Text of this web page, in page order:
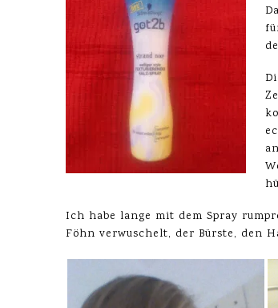
Ich habe lange mit dem Spray
Föhn verwuschelt, der Bürste, den